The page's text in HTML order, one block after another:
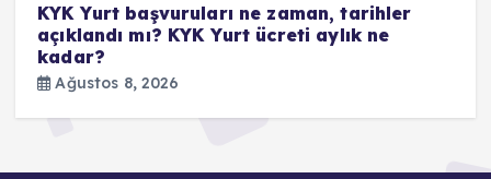
KYK Yurt başvuruları ne zaman, tarihler
açıklandı mı? KYK Yurt ücreti aylık ne
kadar?
Ağustos 8, 2026